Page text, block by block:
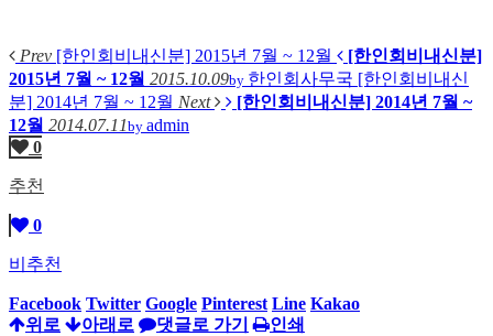
Prev [한인회비내신분] 2015년 7월 ~ 12월
[한인회비내신분]
2015년 7월 ~ 12월 2015.10.09by 한인회사무국 [한인회비내신
분] 2014년 7월 ~ 12월 Next
[한인회비내신분] 2014년 7월 ~
12월 2014.07.11by admin
0
추천
0
비추천
Facebook Twitter Google Pinterest Line Kakao
위로
아래로 댓글로 가기
인쇄